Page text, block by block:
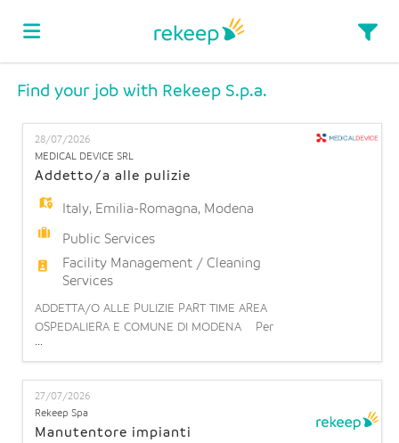
Home
Job
list
Upload
your
Login
EN
Find your job with Rekeep S.p.a.
28/07/2026
MEDICAL DEVICE SRL
Addetto/a alle pulizie
Italy, Emilia-Romagna, Modena
Public Services
Facility Management / Cleaning
Services
ADDETTA/O ALLE PULIZIE PART TIME AREA
OSPEDALIERA E COMUNE DI MODENA Per
importante realtà ospedaliera sita a Modena siamo
alla ricerca di un/a Addetto/a alle pulizie part time
orizzontale 15h. Cosa farai: La risorsa si occuperà
di pulire all'interno dei reparti, delle camere, bagni
e corridoi dell'intera struttura. Cosa offriamo: -
...
27/07/2026
Rekeep Spa
Manutentore impianti